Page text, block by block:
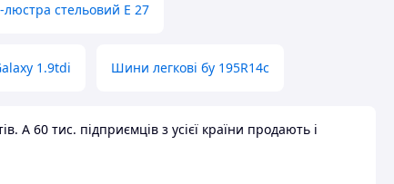
стельовий E 27
1.9tdi Шини легкові бу 195R14c
А 60 тис. підприємців з усієї країни продають і